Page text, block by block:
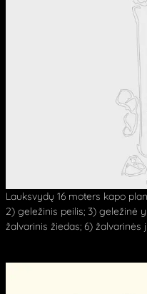
Lauksvydų 16 moters kapo
2) geležinis peilis; 3) geležinė
žalvarinis žiedas; 6) žalvarinės